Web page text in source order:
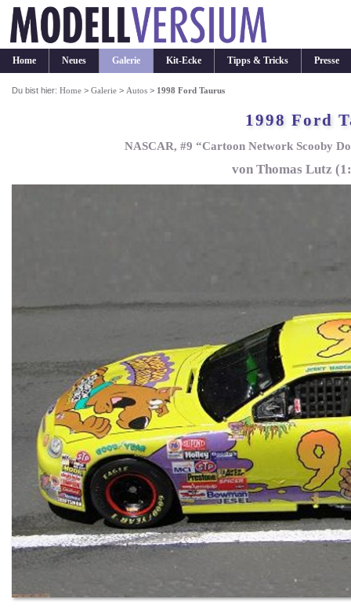
Home Neues Galerie Kit-Ecke Tipps & Tricks Presse
Du bist hier:Home >Galerie > Autos > 1998 Ford Taurus
1998 Ford
NASCAR, #9 “Cartoon Network Scooby
von Thomas Lutz